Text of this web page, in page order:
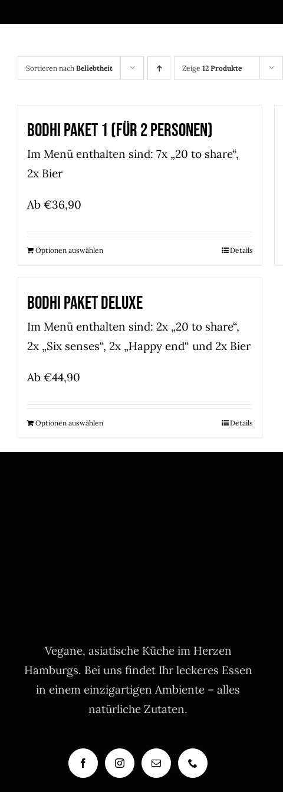
Sortieren nach Beliebtheit Zeige 12 Produkte
Bodhi Paket 1 (für 2 Personen)
Im Menü enthalten sind: 7x „20 to share“,
2x Bier
Ab €36,90
Optionen auswählen Details
Bodhi Paket Deluxe
Im Menü enthalten sind: 2x „20 to share“,
2x „Six senses“, 2x „Happy end“ und 2x Bier
Ab €44,90
Optionen auswählen Details
Vegane, asiatische Küche im Herzen
Hamburgs. Bei uns findet Ihr leckeres Essen
in einem einzigartigen Ambiente – alles
natürliche Zutaten.